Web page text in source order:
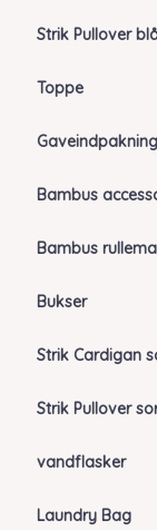
Strik Pullover
Toppe
Gaveindpakning
Bambus
Bambus
Bukser
Strik Cardigan
Strik Pullover
vandflasker
Laundry Bag